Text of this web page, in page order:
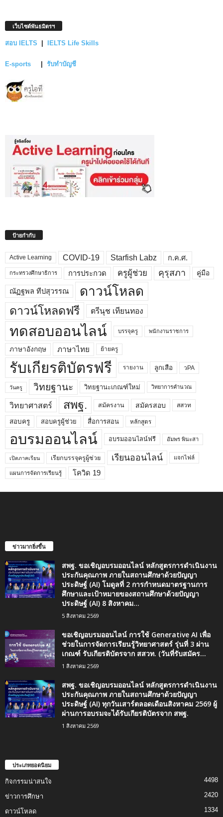
เว็บไซต์พันธมิตรฯ
สอบ IELTS IELTS Life Skills
E-sports รับทำบัญชี
ป้ายกำกับ
Active Learning COVID-19 Starfish Labz ก.ค.ศ.
กระทรวงศึกษาธิการ การประกวด ครูผู้ช่วย คุรุสภา คู่มือ
ณัฏฐพล ทีปสุวรรณ ดาวน์โหลด
ดาวน์โหลดฟรี ตรีนุช เทียนทอง
ทดสอบออนไลน์ บรรจุครู พนักงานราชการ
ภาษาอังกฤษ ภาษาไทย ย้ายครู
รับเกียรติบัตรฟรี รายงาน ลูกเสือ วPA
วันครู วิทยฐานะ วิทยฐานะเกณฑ์ใหม่ วิทยาการคำนวณ
วิทยาศาสตร์ สพฐ. สมัครงาน สมัครสอบ สสวท
สอบครู สอบครูผู้ช่วย สื่อการสอน หลักสูตร
อบรมออนไลน์ อบรมออนไลน์ฟรี อัมพร พินะสา
เปิดภาคเรียน เรียกบรรจุครูผู้ช่วย เรียนออนไลน์ แจกไฟล์
แผนการจัดการเรียนรู้ โควิด 19
ข่าวมากยิ่งขึ้น
สพฐ. ขอเชิญอบรมออนไลน์ หลักสูตรการดำเนินงาน
ประกันคุณภาพ ภายในสถานศึกษาด้วยปัญญา
ประดิษฐ์ (AI) โมดูลที่ 2 การกำหนดมาตรฐานการ
ศึกษาและเป้าหมายของสถานศึกษาด้วยปัญญา
ประดิษฐ์ (AI) 8 สิงหาคม...
5 สิงหาคม 2569
ขอเชิญอบรมออนไลน์ การใช้ Generative AI เพื่อ
ช่วยในการจัดการเรียนรู้วิทยาศาสตร์ รุ่นที่ 3 ผ่าน
เกณฑ์ รับเกียรติบัตรจาก สสวท. (วันที่รับสมัคร...
1 สิงหาคม 2569
สพฐ. ขอเชิญอบรมออนไลน์ หลักสูตรการดำเนินงาน
ประกันคุณภาพ ภายในสถานศึกษาด้วยปัญญา
ประดิษฐ์ (AI) ทุกวันเสาร์ตลอดเดือนสิงหาคม 2569 ผู้
ผ่านการอบรมจะได้รับเกียรติบัตรจาก สพฐ.
1 สิงหาคม 2569
ประเภทยอดนิยม
กิจกรรมน่าสนใจ 4498
ข่าวการศึกษา 2420
ดาวน์โหลด 1334